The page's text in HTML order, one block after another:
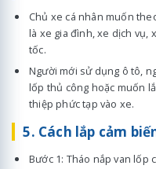
Chủ xe cá nhân muốn
là xe gia đình, xe dịch vụ,
tốc.
Người mới sử dụng ô tô,
lốp thủ công hoặc muốn
thiệp phức tạp vào xe.
5. Cách lắp cảm
Bước 1: Tháo nắp van lốp